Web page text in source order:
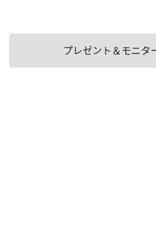
プレゼント＆モニタ